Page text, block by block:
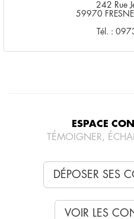
242 Rue
59970
Tél. :
ESPACE
TÉMOIGNER,
DÉPOSER SES
VOIR LES